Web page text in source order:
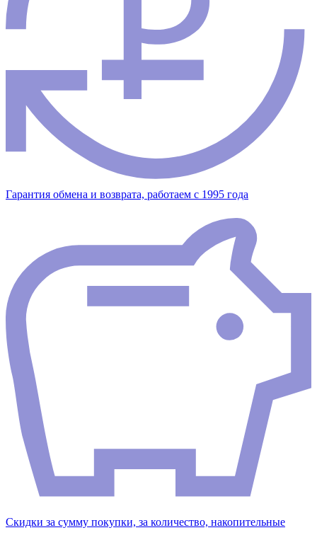
Гарантия обмена и возврата, работаем с 1995 года
Скидки за сумму покупки, за количество, накопительные